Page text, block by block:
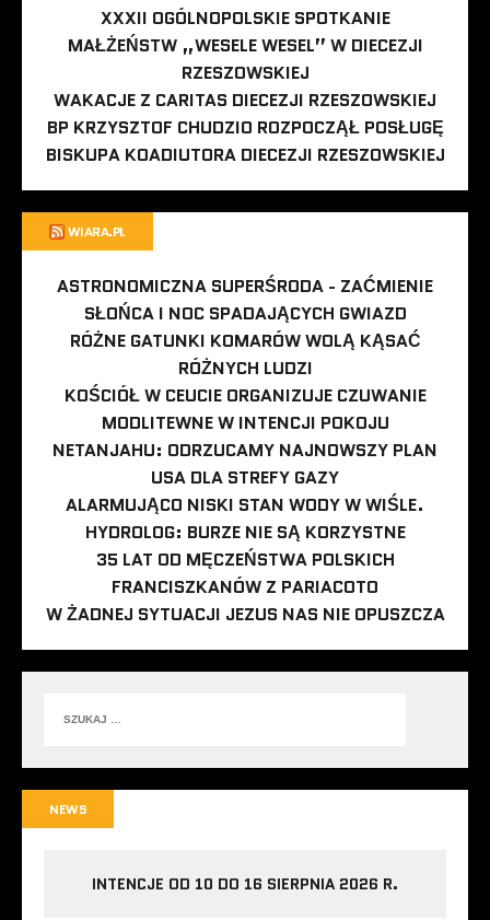
XXXII OGÓLNOPOLSKIE SPOTKANIE
MAŁŻEŃSTW „WESELE WESEL” W DIECEZJI
RZESZOWSKIEJ
WAKACJE Z CARITAS DIECEZJI RZESZOWSKIEJ
BP KRZYSZTOF CHUDZIO ROZPOCZĄŁ POSŁUGĘ
BISKUPA KOADIUTORA DIECEZJI RZESZOWSKIEJ
WIARA.PL
ASTRONOMICZNA SUPERŚRODA - ZAĆMIENIE
SŁOŃCA I NOC SPADAJĄCYCH GWIAZD
RÓŻNE GATUNKI KOMARÓW WOLĄ KĄSAĆ
RÓŻNYCH LUDZI
KOŚCIÓŁ W CEUCIE ORGANIZUJE CZUWANIE
MODLITEWNE W INTENCJI POKOJU
NETANJAHU: ODRZUCAMY NAJNOWSZY PLAN
USA DLA STREFY GAZY
ALARMUJĄCO NISKI STAN WODY W WIŚLE.
HYDROLOG: BURZE NIE SĄ KORZYSTNE
35 LAT OD MĘCZEŃSTWA POLSKICH
FRANCISZKANÓW Z PARIACOTO
W ŻADNEJ SYTUACJI JEZUS NAS NIE OPUSZCZA
NEWS
INTENCJE OD 10 DO 16 SIERPNIA 2026 R.